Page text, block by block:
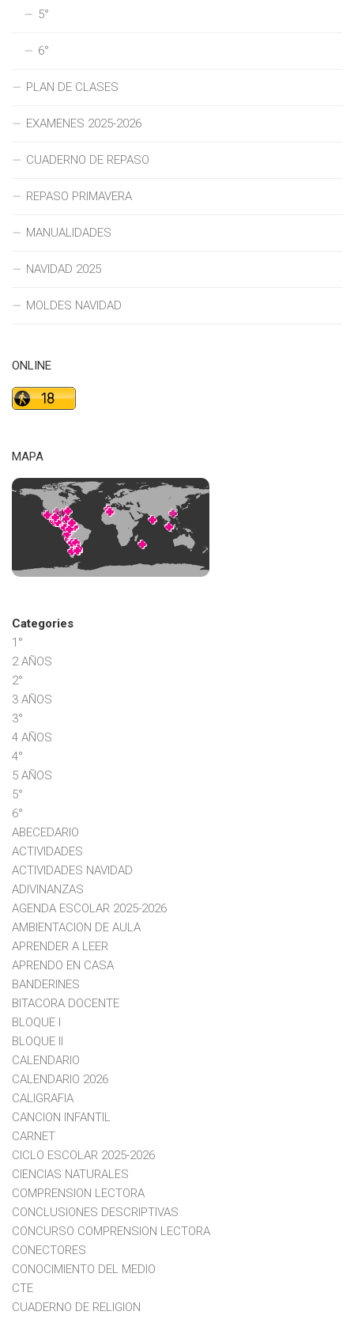
5°
6°
PLAN DE CLASES
EXAMENES 2025-2026
CUADERNO DE REPASO
REPASO PRIMAVERA
MANUALIDADES
NAVIDAD 2025
MOLDES NAVIDAD
ONLINE
MAPA
Categories
1°
2 AÑOS
2°
3 AÑOS
3°
4 AÑOS
4°
5 AÑOS
5°
6°
ABECEDARIO
ACTIVIDADES
ACTIVIDADES NAVIDAD
ADIVINANZAS
AGENDA ESCOLAR 2025-2026
AMBIENTACION DE AULA
APRENDER A LEER
APRENDO EN CASA
BANDERINES
BITACORA DOCENTE
BLOQUE I
BLOQUE II
CALENDARIO
CALENDARIO 2026
CALIGRAFIA
CANCION INFANTIL
CARNET
CICLO ESCOLAR 2025-2026
CIENCIAS NATURALES
COMPRENSION LECTORA
CONCLUSIONES DESCRIPTIVAS
CONCURSO COMPRENSION LECTORA
CONECTORES
CONOCIMIENTO DEL MEDIO
CTE
CUADERNO DE RELIGION